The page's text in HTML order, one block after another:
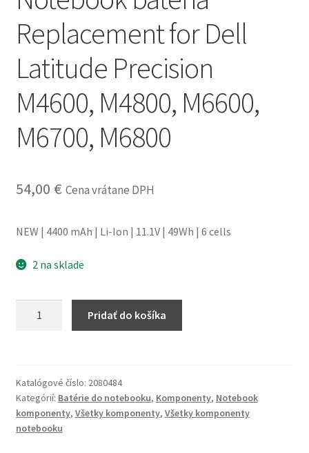
podmienky
Wishlist
Replacement for Dell
Latitude Precision
M4600, M4800, M6600,
M6700, M6800
54,00 € Cena vrátane DPH
NEW | 4400 mAh | Li-Ion | 11.1V | 49Wh | 6 cells
2 na sklade
for
Dell
Latitude
Precision
Pridať do košíka
Katalógové číslo: 2080484
Kategórií: Batérie do notebooku, Komponenty, Notebook
komponenty, Všetky komponenty, Všetky komponenty
notebooku